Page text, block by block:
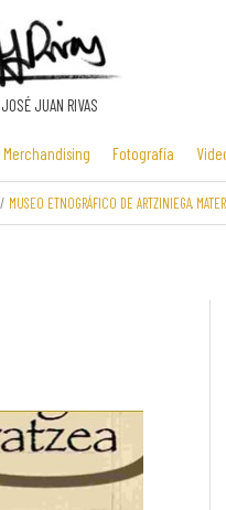
JOSÉ JUAN RIVAS
Merchandising Fotografía
MUSEO ETNOGRÁFICO DE ARTZINIEGA.